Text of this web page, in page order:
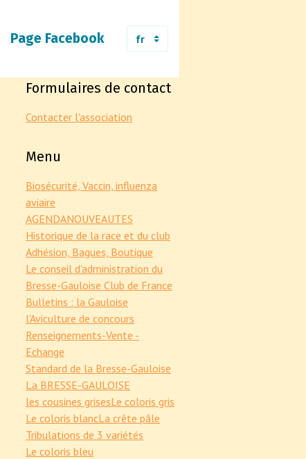
Page Facebook
Formulaires de contact
Contacter l'association
Menu
Biosécurité, Vaccin, influenza
aviaire
AGENDANOUVEAUTES
Historique de la race et du club
Adhésion, Bagues, Boutique
Le conseil d'administration du
Bresse-Gauloise Club de France
Bulletins : la Gauloise
l'Aviculture de concours
Renseignements-Vente -
Echange
Standard de la Bresse-Gauloise
La BRESSE-GAULOISE
les cousines grisesLe coloris gris
Le coloris blancLa crête pâle
Tribulations de 3 variétés
Le coloris bleu